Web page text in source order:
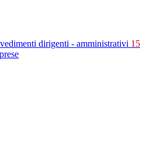
dirigenti - amministrativi 15